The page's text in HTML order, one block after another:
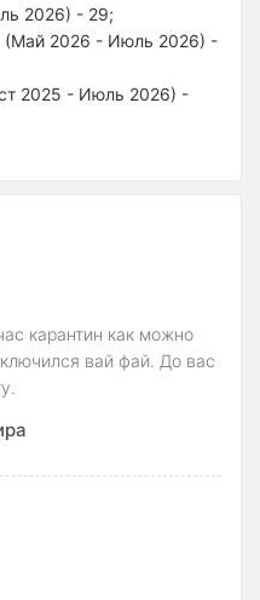
2026) - 29;
(Май 2026 - Июль 2026) -
2025 - Июль 2026) -
карантин как можно
вай фай. До вас